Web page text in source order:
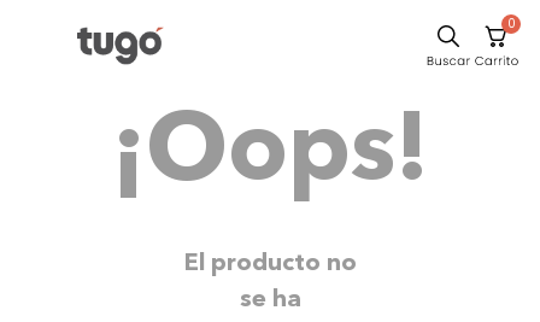
0
¡Oops!
El producto no
se ha
Escritorio